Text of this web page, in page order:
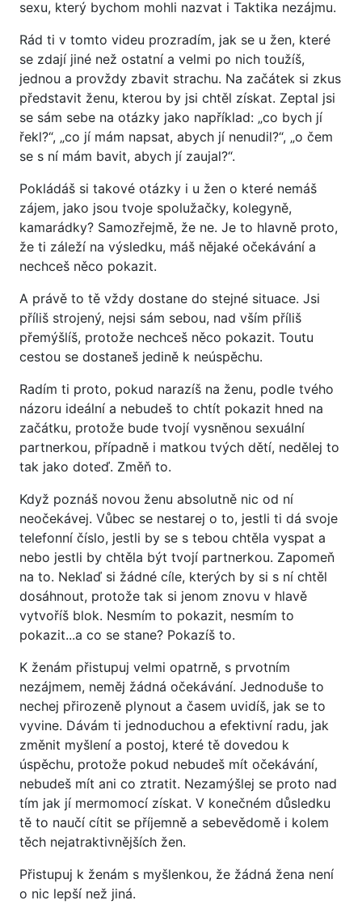
sexu, který bychom mohli nazvat i Taktika nezájmu.
Rád ti v tomto videu prozradím, jak se u žen, které
se zdají jiné než ostatní a velmi po nich toužíš,
jednou a provždy zbavit strachu. Na začátek si zkus
představit ženu, kterou by jsi chtěl získat. Zeptal jsi
se sám sebe na otázky jako například: „co bych jí
řekl?“, „co jí mám napsat, abych jí nenudil?“, „o čem
se s ní mám bavit, abych jí zaujal?“.
Pokládáš si takové otázky i u žen o které nemáš
zájem, jako jsou tvoje spolužačky, kolegyně,
kamarádky? Samozřejmě, že ne. Je to hlavně proto,
že ti záleží na výsledku, máš nějaké očekávání a
nechceš něco pokazit.
A právě to tě vždy dostane do stejné situace. Jsi
příliš strojený, nejsi sám sebou, nad vším příliš
přemýšlíš, protože nechceš něco pokazit. Toutu
cestou se dostaneš jedině k neúspěchu.
Radím ti proto, pokud narazíš na ženu, podle tvého
názoru ideální a nebudeš to chtít pokazit hned na
začátku, protože bude tvojí vysněnou sexuální
partnerkou, případně i matkou tvých dětí, nedělej to
tak jako doteď. Změň to.
Když poznáš novou ženu absolutně nic od ní
neočekávej. Vůbec se nestarej o to, jestli ti dá svoje
telefonní číslo, jestli by se s tebou chtěla vyspat a
nebo jestli by chtěla být tvojí partnerkou. Zapomeň
na to. Neklaď si žádné cíle, kterých by si s ní chtěl
dosáhnout, protože tak si jenom znovu v hlavě
vytvoříš blok. Nesmím to pokazit, nesmím to
pokazit...a co se stane? Pokazíš to.
K ženám přistupuj velmi opatrně, s prvotním
nezájmem, neměj žádná očekávání. Jednoduše to
nechej přirozeně plynout a časem uvidíš, jak se to
vyvine. Dávám ti jednoduchou a efektivní radu, jak
změnit myšlení a postoj, které tě dovedou k
úspěchu, protože pokud nebudeš mít očekávání,
nebudeš mít ani co ztratit. Nezamýšlej se proto nad
tím jak jí mermomocí získat. V konečném důsledku
tě to naučí cítit se příjemně a sebevědomě i kolem
těch nejatraktivnějších žen.
Přistupuj k ženám s myšlenkou, že žádná žena není
o nic lepší než jiná.